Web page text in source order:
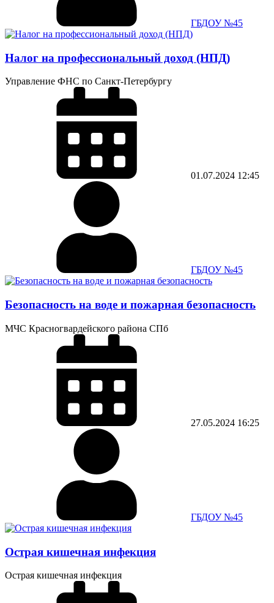
ГБДОУ №45
Налог на профессиональный доход (НПД)
Управление ФНС по Санкт-Петербургу
01.07.2024 12:45
ГБДОУ №45
Безопасность на воде и пожарная безопасность
МЧС Красногвардейского района СПб
27.05.2024 16:25
ГБДОУ №45
Острая кишечная инфекция
Острая кишечная инфекция